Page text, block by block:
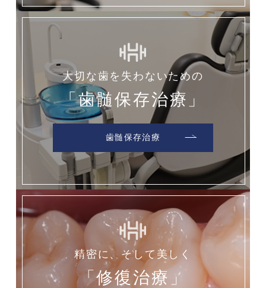
大切な歯を失わないための
「歯髄保存治療」
歯髄保存治療
精密に、そして美しく
「修復治療」